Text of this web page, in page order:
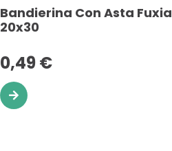
Bandierina Con Asta Fuxia
20x30
0,49 €